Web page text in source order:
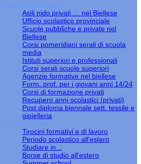
Scuole nel Biellese
Asili nido privati … nel Biellese
Ufficio scolastico provinciale
Scuole pubbliche e private nel
Biellese
Corsi pomeridiani serali di scuola
media
Istituti superiori e professionali
Corsi serali scuole superiori
Agenzie formative nel biellese
Form. prof. per i giovani anni 14/24
Corsi di formazione privati
Recupero anni scolastici (privati)
Post diploma biennale sett. tessile e
gioielleria
Studiare estero
Tirocini formativi e di lavoro
Periodo scolastico all'estero
Studiare in...
Borse di studio all'estero